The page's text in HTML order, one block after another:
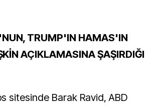
TRUMP'IN HAMAS'IN
AÇIKLAMASINA ŞAŞIRDIĞI
sitesinde Barak Ravid, ABD